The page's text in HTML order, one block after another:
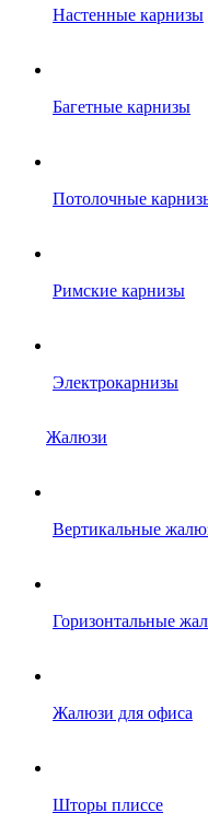
Настенные карнизы
Багетные карнизы
Потолочные
Римские карнизы
Электрокарнизы
Жалюзи
Вертикальные
Горизонтальные
Жалюзи для офиса
Шторы плиссе